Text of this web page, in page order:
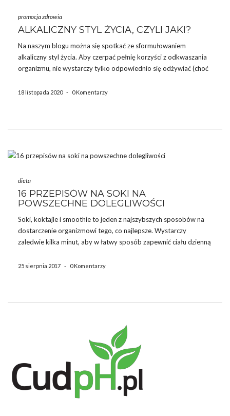
promocja zdrowia
ALKALICZNY STYL ŻYCIA, CZYLI JAKI?
Na naszym blogu można się spotkać ze sformułowaniem
alkaliczny styl życia. Aby czerpać pełnię korzyści z odkwaszania
organizmu, nie wystarczy tylko odpowiednio się odżywiać (choć
aspekty, które stają się częścią stylu życia. Poniżej wyjaśniamy,
18 listopada 2020 - 0 Komentarzy
dieta
16 PRZEPISÓW NA SOKI NA
POWSZECHNE DOLEGLIWOŚCI
Soki, koktajle i smoothie to jeden z najszybszych sposobów na
dostarczenie organizmowi tego, co najlepsze. Wystarczy
zaledwie kilka minut, aby w łatwy sposób zapewnić ciału dzienną
sprawia, że soki chronią nas przed stresem i toksynami, z
25 sierpnia 2017 - 0 Komentarzy